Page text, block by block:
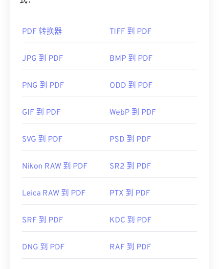
大多数人需要打开 PDF 时都会直接使用
无疑是市面上最受欢迎
的免费 PDF 阅读器
你可能永远不需要或不想使用的功能。
以自动打开 PDF 文件。您可能需要也可能不需要插
如果您需要更多功能，我强烈推荐 SumatraPDF
ISO
首次发布：1993年6月15日
https://en.wikipedia.org/wiki/
adobe/about-adobe-pdf.html
PDF 转换器 TIFF 到 PDF
JPG 到 PDF BMP 到 PDF
PNG 到 PDF ODD 到 PDF
GIF 到 PDF WebP 到 PDF
SVG 到 PDF PSD 到 PDF
Nikon RAW 到 PDF SR2 到 PDF
Leica RAW 到 PDF PTX 到 PDF
SRF 到 PDF KDC 到 PDF
DNG 到 PDF RAF 到 PDF